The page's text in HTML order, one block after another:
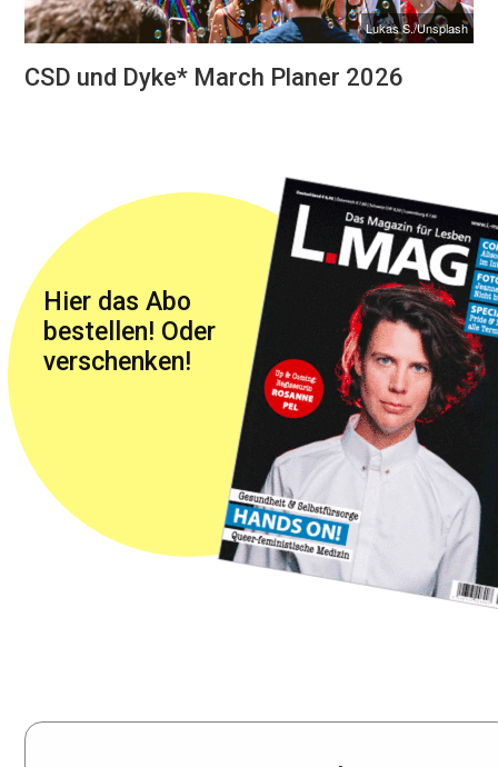
Lukas S./Unsplash
CSD und Dyke* March Planer 2026
Hier das Abo
bestellen! Oder
verschenken!